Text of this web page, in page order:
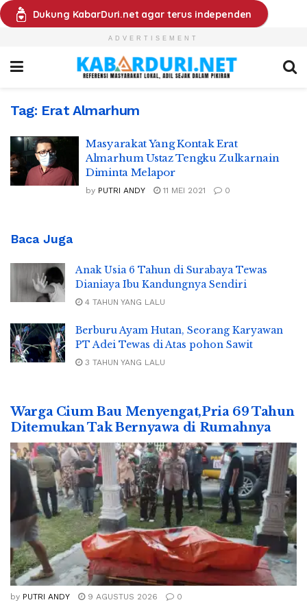
Dukung KabarDuri.net agar terus independen
ADVERTISEMENT
Tag: Erat Almarhum
Masyarakat Yang Kontak Erat
Almarhum Ustaz Tengku Zulkarnain
Diminta Melapor
by PUTRI ANDY 11 MEI 2021 0
Baca Juga
Anak Usia 6 Tahun di Surabaya Tewas
Dianiaya Ibu Kandungnya Sendiri
4 TAHUN YANG LALU
Berburu Ayam Hutan, Seorang Karyawan
PT Adei Tewas di Atas pohon Sawit
3 TAHUN YANG LALU
Warga Cium Bau Menyengat,Pria 69 Tahun
Ditemukan Tak Bernyawa di Rumahnya
by PUTRI ANDY 9 AGUSTUS 2026 0